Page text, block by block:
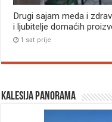
Drugi sajam meda i
i ljubitelje domaćih
1 sat prije
Kalesija panorama